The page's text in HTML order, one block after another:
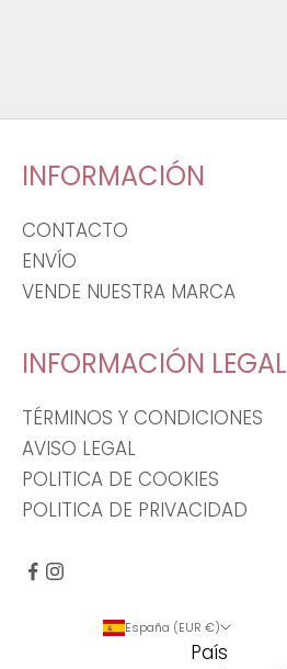
INFORMACIÓN
CONTACTO
ENVÍO
VENDE NUESTRA MARCA
INFORMACIÓN LEGAL
TÉRMINOS Y CONDICIONES
AVISO LEGAL
POLITICA DE COOKIES
POLITICA DE PRIVACIDAD
España (EUR €)
País